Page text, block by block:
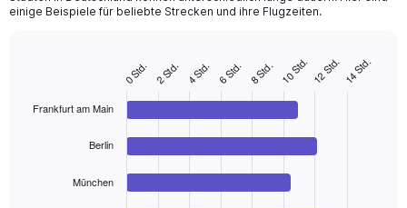
einige Beispiele für beliebte Strecken und ihre Flugzeiten.
Frankfurt am Main
Berlin
München
0 Std. 2 Std. 4 Std. 6 Std. 8 Std. 10 Std. 12 Std. 14 Std.